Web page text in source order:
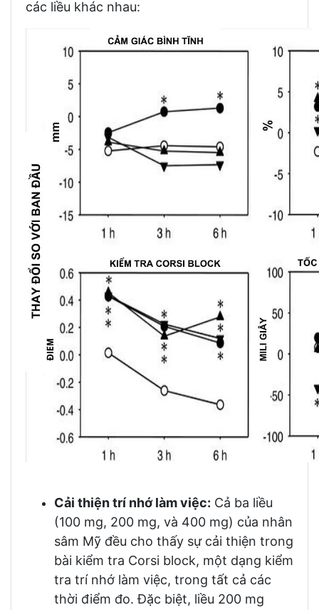
các liều khác nhau:
Cải thiện trí nhớ làm việc: Cả ba liều
(100 mg, 200 mg, và 400 mg) của nhân
sâm Mỹ đều cho thấy sự cải thiện trong
bài kiểm tra Corsi block, một dạng kiểm
tra trí nhớ làm việc, trong tất cả các
thời điểm đo. Đặc biệt, liều 200 mg